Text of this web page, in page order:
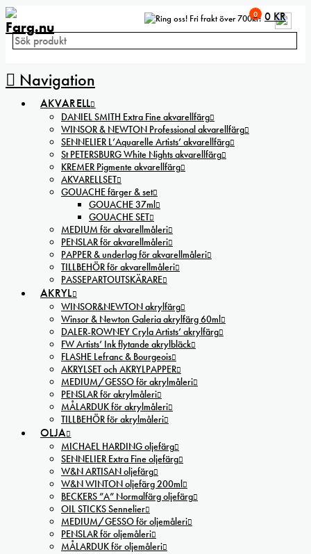
Fri frakt över 700kr!
Navigation
0 0 KR
AKVARELL
DANIEL SMITH Extra Fine akvarellfärg
WINSOR & NEWTON Professional akvarellfärg
SENNELIER L’Aquarelle Artists’ akvarellfärg
St PETERSBURG White Nights akvarellfärg
KREMER Pigmente akvarellfärg
AKVARELLSET
GOUACHE färger & set
GOUACHE 37ml
GOUACHE SET
MEDIUM för akvarellmåleri
PENSLAR för akvarellmåleri
PAPPER & underlag för akvarellmåleri
TILLBEHÖR för akvarellmåleri
PASSEPARTOUTSKÄRARE
AKRYL
WINSOR&NEWTON akrylfärg
Winsor & Newton Galeria akrylfärg 60ml
DALER-ROWNEY Cryla Artists’ akrylfärg
FW Artists’ Ink flytande akrylbläck
FLASHE Lefranc & Bourgeois
AKRYLSET och AKRYLPAPPER
MEDIUM/GESSO för akrylmåleri
PENSLAR för akrylmåleri
MÅLARDUK för akrylmåleri
TILLBEHÖR för akrylmåleri
OLJA
MICHAEL HARDING oljefärg
SENNELIER Extra Fine oljefärg
W&N ARTISAN oljefärg
W&N WINTON oljefärg 200ml
BECKERS ”A” Normalfärg oljefärg
OIL STICKS Sennelier
MEDIUM/GESSO för oljemåleri
PENSLAR för oljemåleri
MÅLARDUK för oljemåleri